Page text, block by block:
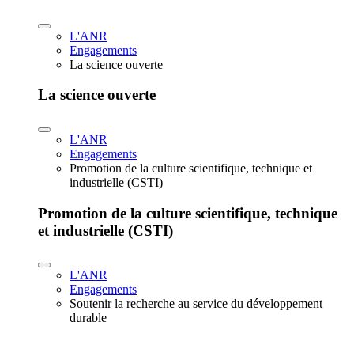
L'ANR
Engagements
La science ouverte
La science ouverte
L'ANR
Engagements
Promotion de la culture scientifique, technique et
industrielle (CSTI)
Promotion de la culture scientifique, technique
et industrielle (CSTI)
L'ANR
Engagements
Soutenir la recherche au service du développement
durable